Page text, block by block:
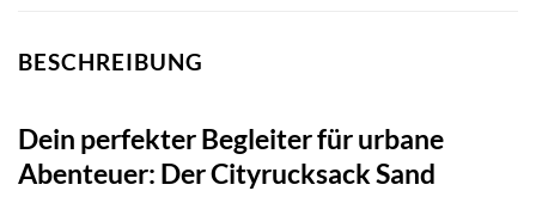
BESCHREIBUNG
Dein perfekter Begleiter für urbane
Abenteuer: Der Cityrucksack Sand